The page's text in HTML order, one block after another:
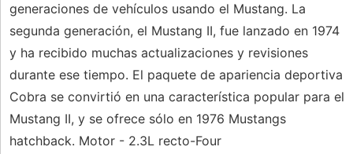
generaciones de vehículos usando el Mustang. La
segunda generación, el Mustang II, fue lanzado en 1974
y ha recibido muchas actualizaciones y revisiones
durante ese tiempo. El paquete de apariencia deportiva
Cobra se convirtió en una característica popular para el
Mustang II, y se ofrece sólo en 1976 Mustangs
hatchback. Motor - 2.3L recto-Four